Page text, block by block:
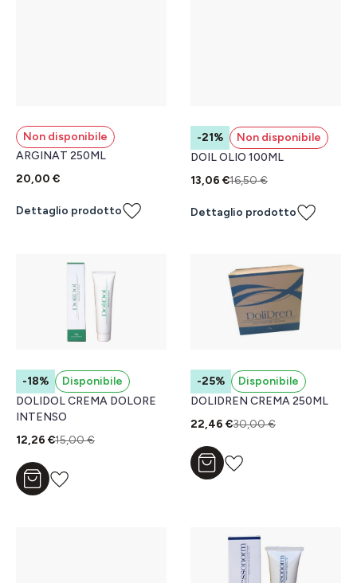
Non disponibile
ARGINAT 250ML
20,00 €
Dettaglio prodotto
-21%
Non disponibile
DOIL OLIO 100ML
13,06 €16,50 €
Dettaglio prodotto
-18%
Disponibile
DOLIDOL CREMA DOLORE
INTENSO
12,26 €15,00 €
Aggiungi al carrello
-25%
Disponibile
DOLIDREN CREMA 250ML
22,46 €30,00 €
Aggiungi al carrello